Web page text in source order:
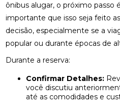
ônibus alugar, o próximo passo
importante que isso seja feito
decisão, especialmente se a
popular ou durante épocas de
Durante a reserva:
Confirmar Detalhes:
você discutiu
até as comodidades e